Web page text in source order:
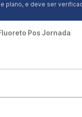
plano, e deve ser
Pos Jornada